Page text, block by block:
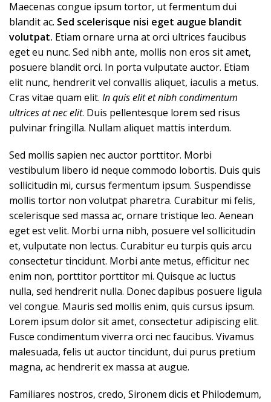
Maecenas congue ipsum tortor, ut fermentum dui
blandit ac. Sed scelerisque nisi eget augue blandit
volutpat. Etiam ornare urna at orci ultrices faucibus
eget eu nunc. Sed nibh ante, mollis non eros sit amet,
posuere blandit orci. In porta vulputate auctor. Etiam
elit nunc, hendrerit vel convallis aliquet, iaculis a metus.
Cras vitae quam elit. In quis elit et nibh condimentum
ultrices at nec elit. Duis pellentesque lorem sed risus
pulvinar fringilla. Nullam aliquet mattis interdum.
Sed mollis sapien nec auctor porttitor. Morbi
vestibulum libero id neque commodo lobortis. Duis quis
sollicitudin mi, cursus fermentum ipsum. Suspendisse
mollis tortor non volutpat pharetra. Curabitur mi felis,
scelerisque sed massa ac, ornare tristique leo. Aenean
eget est velit. Morbi urna nibh, posuere vel sollicitudin
et, vulputate non lectus. Curabitur eu turpis quis arcu
consectetur tincidunt. Morbi ante metus, efficitur nec
enim non, porttitor porttitor mi. Quisque ac luctus
nulla, sed hendrerit nulla. Donec dapibus posuere ligula
vel congue. Mauris sed mollis enim, quis cursus ipsum.
Lorem ipsum dolor sit amet, consectetur adipiscing elit.
Fusce condimentum viverra orci nec faucibus. Vivamus
malesuada, felis ut auctor tincidunt, dui purus pretium
magna, ac hendrerit ex massa at augue.
Familiares nostros, credo, Sironem dicis et Philodemum,